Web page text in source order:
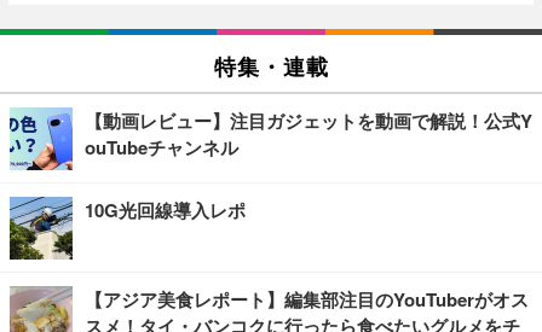
特集・連載
【動画レビュー】注目ガジェットを動画で解説！公式Y
ouTubeチャンネル
10G光回線導入レポ
【アジア美食レポート】編集部注目のYouTuberがオス
スメ！タイ・バンコクに行ったら食べたいグルメをチ